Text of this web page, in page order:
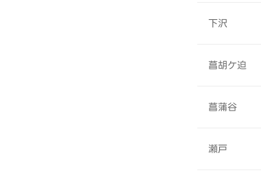
下沢
菖胡ケ迫
菖蒲谷
瀬戸